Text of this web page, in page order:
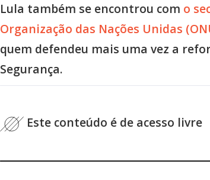
Lula também se encontrou com o
Organização das Nações Unidas
quem defendeu mais uma vez a
Segurança.
Este conteúdo é de acesso livre